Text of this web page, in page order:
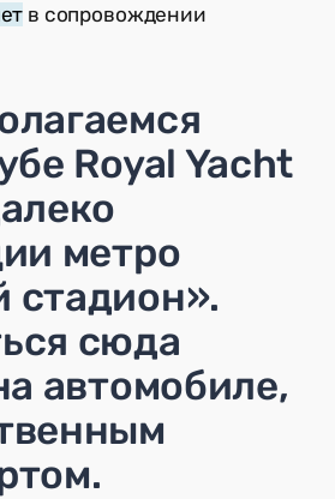
в сопровождении
Royal Yacht
метро
стадион».
сюда
автомобиле,